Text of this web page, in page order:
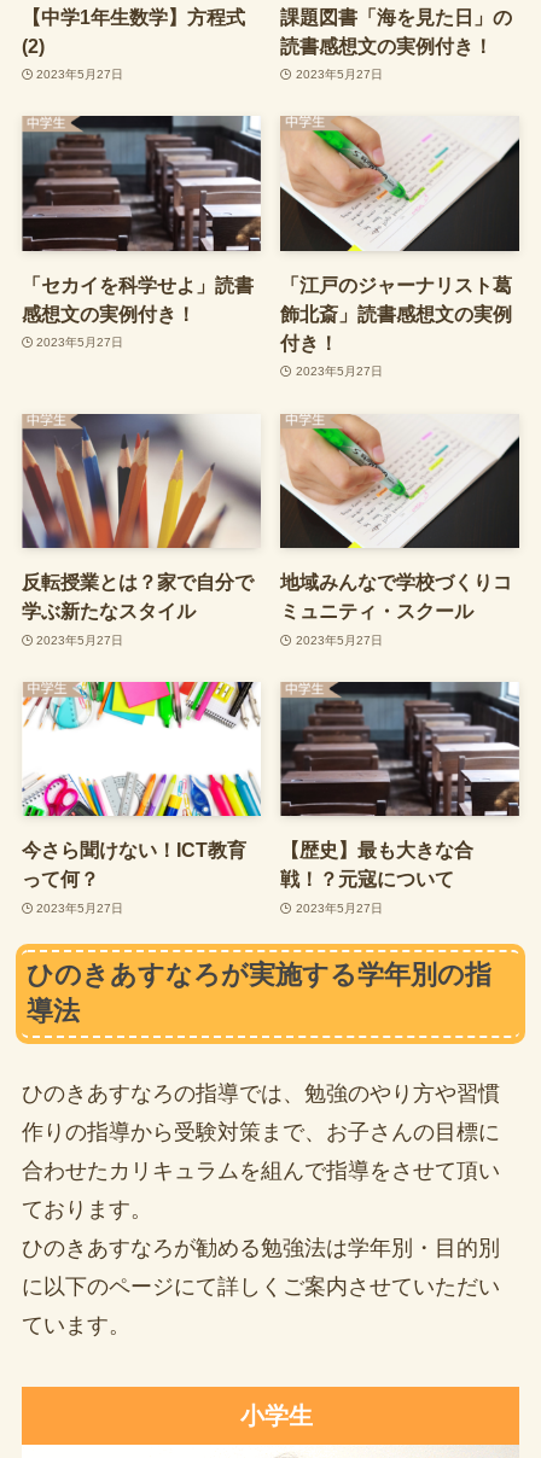
【中学1年生数学】方程式
(2)
2023年5月27日
課題図書「海を見た日」の
読書感想文の実例付き！
2023年5月27日
「セカイを科学せよ」読書
感想文の実例付き！
2023年5月27日
「江戸のジャーナリスト葛
飾北斎」読書感想文の実例
付き！
2023年5月27日
反転授業とは？家で自分で
学ぶ新たなスタイル
2023年5月27日
地域みんなで学校づくりコ
ミュニティ・スクール
2023年5月27日
今さら聞けない！ICT教育
って何？
2023年5月27日
【歴史】最も大きな合
戦！？元寇について
2023年5月27日
ひのきあすなろが実施する学年別の指
導法
ひのきあすなろの指導では、勉強のやり方や習慣
作りの指導から受験対策まで、お子さんの目標に
合わせたカリキュラムを組んで指導をさせて頂い
ております。
ひのきあすなろが勧める勉強法は学年別・目的別
に以下のページにて詳しくご案内させていただい
ています。
小学生